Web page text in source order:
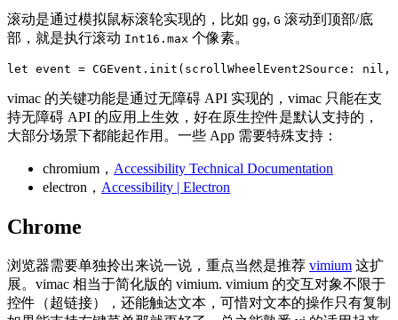
滚动是通过模拟鼠标滚轮实现的，比如 gg, G 滚动到顶部/底
部，就是执行滚动 Int16.max 个像素。
vimac 的关键功能是通过无障碍 API 实现的，vimac 只能在支
持无障碍 API 的应用上生效，好在原生控件是默认支持的，
大部分场景下都能起作用。一些 App 需要特殊支持：
chromium， Accessibility Technical Documentation
electron， Accessibility | Electron
Chrome
浏览器需要单独拎出来说一说，重点当然是推荐 vimium 这扩
展。vimac 相当于简化版的 vimium. vimium 的交互对象不限于
控件（超链接），还能触达文本，可惜对文本的操作只有复制